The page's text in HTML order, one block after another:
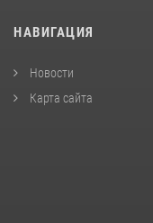
НАВИГАЦИЯ
Новости
Карта сайта